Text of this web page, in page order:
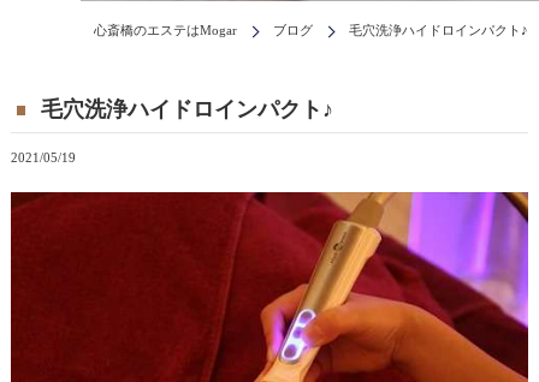
心斎橋のエステはMogar ブログ 毛穴洗浄ハイドロインパクト♪
毛穴洗浄ハイドロインパクト♪
2021/05/19